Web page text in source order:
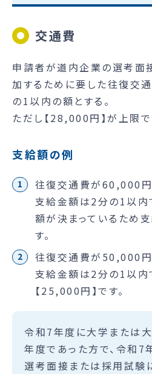
交通費
申請者が道内企業の選考面
加するために要した往復交
の1以内の額とする。
ただし【28,000円】が上限で
支給額の例
往復交通費が60,000
支給金額は2分の1以内
額が決まっているため
す。
往復交通費が50,000
支給金額は2分の1以内
【25,000円】です。
令和7年度に大学または
年度であった方で、令和
選考面接または採用試験